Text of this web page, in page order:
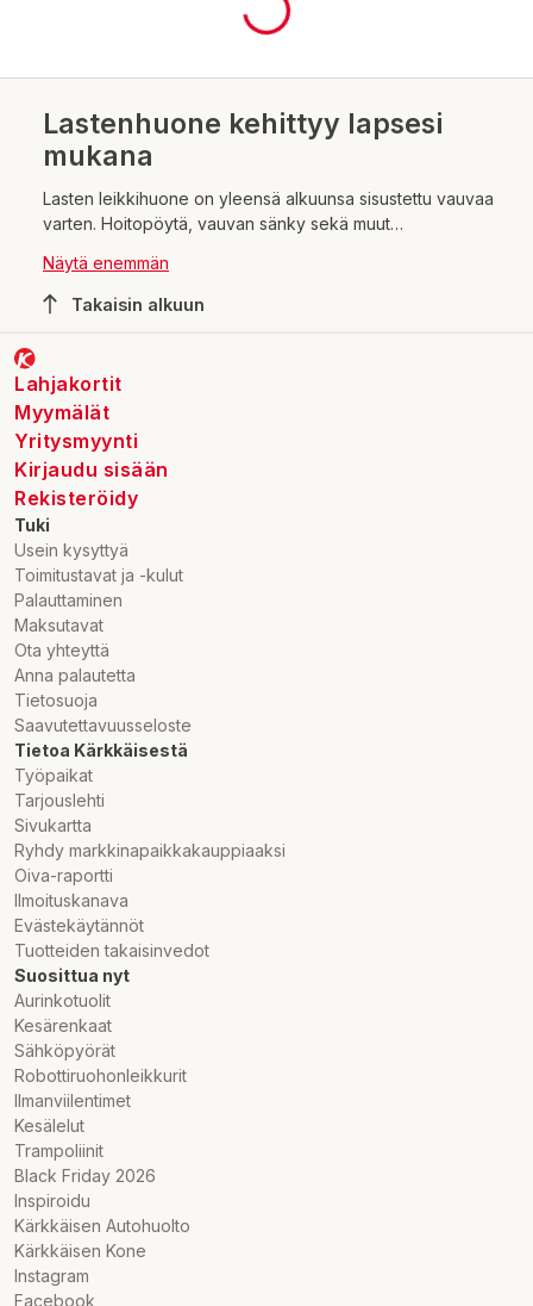
Lastenhuone kehittyy lapsesi
mukana
Lasten leikkihuone on yleensä alkuunsa sisustettu vauvaa
varten. Hoitopöytä, vauvan sänky sekä muut
tarvikkeita, joten leikkihuoneesta niille löytyy sopiva
säilytyspaikka. Lastentarvikkeiden käytön vähentyminen
hankittua. Vauvanhoitohuoneena toimineesta huoneesta
kehittyy mukava leikkihuone lasten sekä lelujen ansiosta.
Näytä enemmän
Takaisin alkuun
Lahjakortit
Myymälät
Yritysmyynti
Kirjaudu sisään
Rekisteröidy
Tuki
Usein kysyttyä
Toimitustavat ja -kulut
Palauttaminen
Maksutavat
Ota yhteyttä
Anna palautetta
Tietosuoja
Saavutettavuusseloste
Tietoa Kärkkäisestä
Työpaikat
Tarjouslehti
Sivukartta
Ryhdy markkinapaikkakauppiaaksi
Oiva-raportti
Ilmoituskanava
Evästekäytännöt
Tuotteiden takaisinvedot
Suosittua nyt
Aurinkotuolit
Kesärenkaat
Sähköpyörät
Robottiruohonleikkurit
Ilmanviilentimet
Kesälelut
Trampoliinit
Black Friday 2026
Inspiroidu
Kärkkäisen Autohuolto
Kärkkäisen Kone
Instagram
Facebook